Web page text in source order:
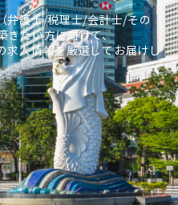
弁護士/税理士/会計士/その
きたい方に向けて、
求人情報を厳選してお届けし